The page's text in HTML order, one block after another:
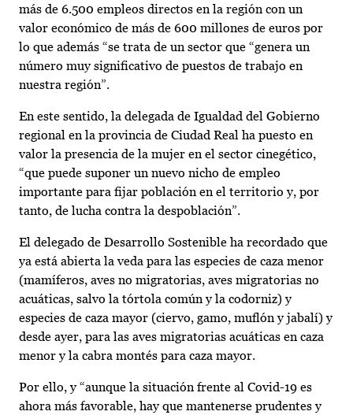
más de 6.500 empleos directos en la región con un
valor económico de más de 600 millones de euros por
lo que además “se trata de un sector que “genera un
número muy significativo de puestos de trabajo en
nuestra región”.
En este sentido, la delegada de Igualdad del Gobierno
regional en la provincia de Ciudad Real ha puesto en
valor la presencia de la mujer en el sector cinegético,
“que puede suponer un nuevo nicho de empleo
importante para fijar población en el territorio y, por
tanto, de lucha contra la despoblación”.
El delegado de Desarrollo Sostenible ha recordado que
ya está abierta la veda para las especies de caza menor
(mamíferos, aves no migratorias, aves migratorias no
acuáticas, salvo la tórtola común y la codorniz) y
especies de caza mayor (ciervo, gamo, muflón y jabalí) y
desde ayer, para las aves migratorias acuáticas en caza
menor y la cabra montés para caza mayor.
Por ello, y “aunque la situación frente al Covid-19 es
ahora más favorable, hay que mantenerse prudentes y